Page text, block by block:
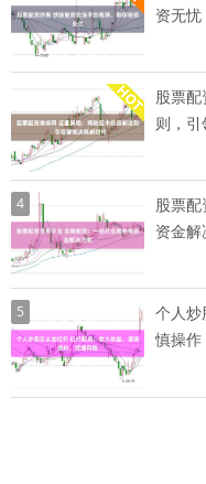
资无忧
股票
则，
4
股票
资金解
5
个人炒
慎操作